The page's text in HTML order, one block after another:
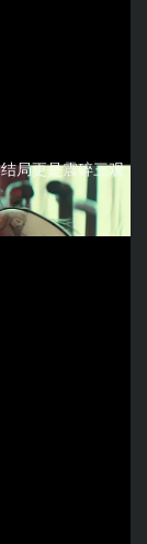
局更是震碎三观